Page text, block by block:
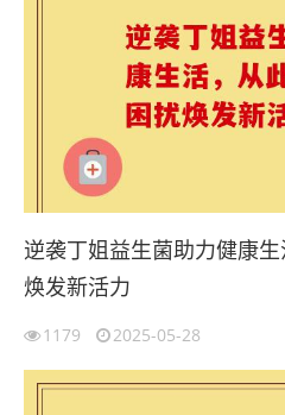
逆袭丁姐益生菌助力健康
焕发新活力
1179 2025-05-28